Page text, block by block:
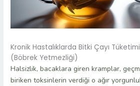
Kronik Hastalıklarda Bitki Çayı
(Böbrek Yetmezliği)
Halsizlik, bacaklara giren kramplar,
biriken toksinlerin verdiği o ağır